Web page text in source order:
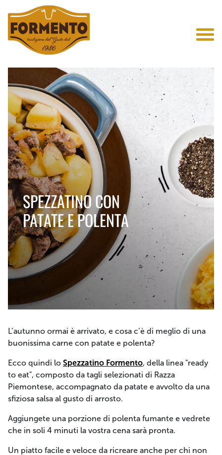
SPEZZATINO CON
PATATE E POLENTA
L’autunno ormai è arrivato, e cosa c’è di meglio di una
buonissima carne con patate e polenta?
Ecco quindi lo Spezzatino Formento, della linea "ready
to eat", composto da tagli selezionati di Razza
Piemontese, accompagnato da patate e avvolto da una
sfiziosa salsa al gusto di arrosto.
Aggiungete una porzione di polenta fumante e vedrete
che in soli 4 minuti la vostra cena sarà pronta.
Un piatto facile e veloce da ricreare anche per chi non